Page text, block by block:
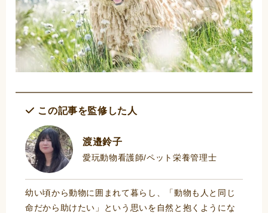
この記事を監修した人
渡邉鈴子
愛玩動物看護師/ペット栄養管理士
幼い頃から動物に囲まれて暮らし、「動物も人と同じ
命だから助けたい」という思いを自然と抱くようにな